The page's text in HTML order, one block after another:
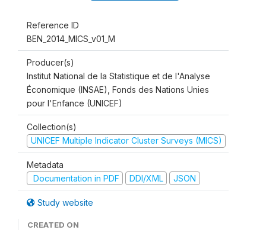
Reference ID
BEN_2014_MICS_v01_M
Producer(s)
Institut National de la Statistique et de l'Analyse
Économique (INSAE), Fonds des Nations Unies
pour l'Enfance (UNICEF)
Collection(s)
UNICEF Multiple Indicator Cluster Surveys (MICS)
Metadata
Documentation in PDF
DDI/XML JSON
Study website
CREATED ON